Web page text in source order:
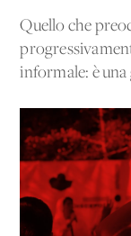
Quello che
informale: è una